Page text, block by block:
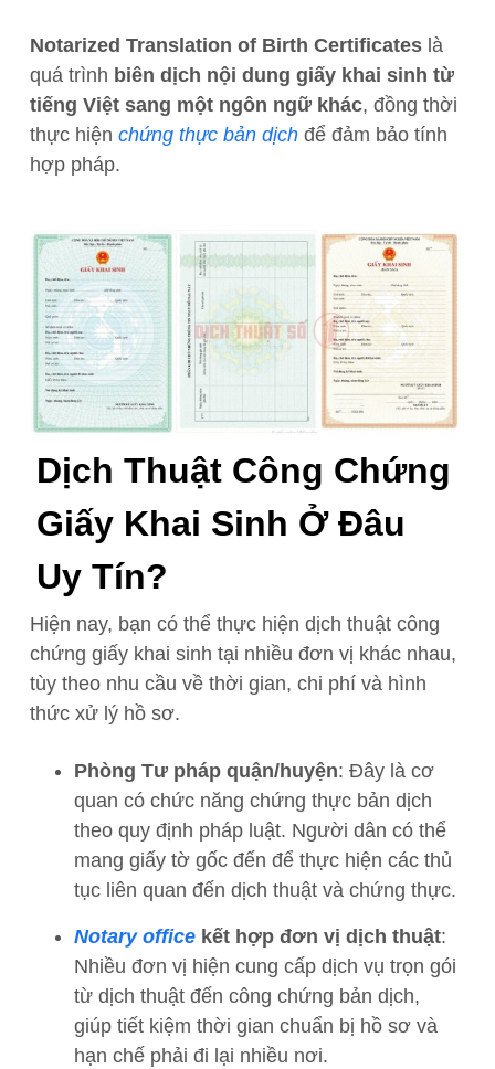
Notarized Translation of Birth Certificates là
quá trình biên dịch nội dung giấy khai sinh từ
tiếng Việt sang một ngôn ngữ khác, đồng thời
thực hiện chứng thực bản dịch để đảm bảo tính
hợp pháp.
Dịch Thuật Công Chứng
Giấy Khai Sinh Ở Đâu
Uy Tín?
Hiện nay, bạn có thể thực hiện dịch thuật công
chứng giấy khai sinh tại nhiều đơn vị khác nhau,
tùy theo nhu cầu về thời gian, chi phí và hình
thức xử lý hồ sơ.
Phòng Tư pháp quận/huyện: Đây là cơ
quan có chức năng chứng thực bản dịch
theo quy định pháp luật. Người dân có thể
mang giấy tờ gốc đến để thực hiện các thủ
tục liên quan đến dịch thuật và chứng thực.
Notary office kết hợp đơn vị dịch thuật:
Nhiều đơn vị hiện cung cấp dịch vụ trọn gói
từ dịch thuật đến công chứng bản dịch,
giúp tiết kiệm thời gian chuẩn bị hồ sơ và
hạn chế phải đi lại nhiều nơi.